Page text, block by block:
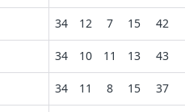
34 12 7 15 42
34 10 11 13 43
34 11 8 15 37